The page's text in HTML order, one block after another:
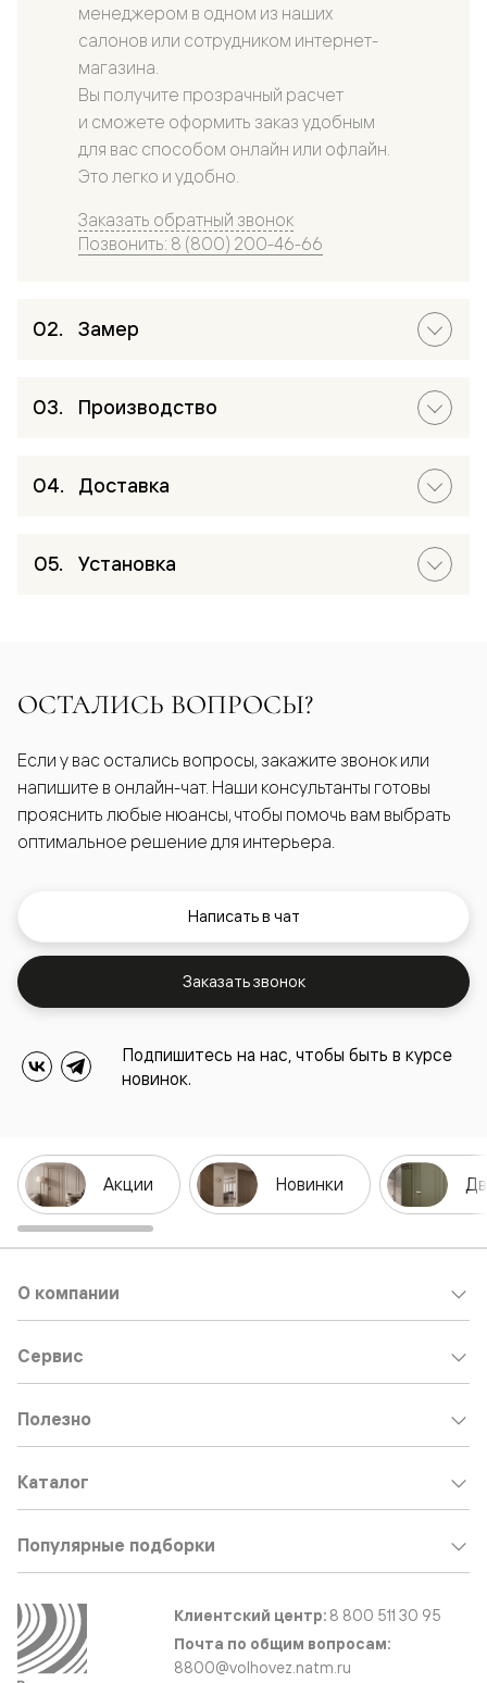
менеджером в одном из наших
салонов или сотрудником интернет-
магазина.
Вы получите прозрачный расчет
и сможете оформить заказ удобным
для вас способом онлайн или офлайн.
Это легко и удобно.
Заказать обратный звонок
Позвонить: 8 (800) 200-46-66
Замер
Производство
Доставка
Установка
ОСТАЛИСЬ ВОПРОСЫ?
Если у вас остались вопросы, закажите звонок или
напишите в онлайн-чат. Наши консультанты готовы
прояснить любые нюансы, чтобы помочь вам выбрать
оптимальное решение для интерьера.
Написать в чат
Заказать звонок
Подпишитесь на нас, чтобы быть в курсе
новинок.
Акции Новинки
О компании
Сервис
Полезно
Каталог
Популярные подборки
Клиентский центр: 8 800 511 30 95
Почта по общим вопросам:
8800@volhovez.natm.ru